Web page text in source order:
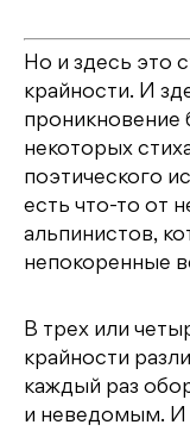
Но и здесь это
крайности. И
проникновение
некоторых
поэтического
есть что-то от
альпинистов,
непокоренные
В трех или
крайности
каждый раз
и неведомым. И